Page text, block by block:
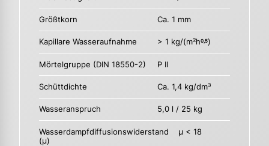
Größtkorn Ca. 1 mm
Kapillare Wasseraufnahme > 1 kg/(m²h0,5)
Mörtelgruppe (DIN 18550-2) P II
Schüttdichte Ca. 1,4 kg/dm³
Wasseranspruch 5,0 l / 25 kg
Wasserdampfdiffusionswiderstand
(µ)
µ < 18